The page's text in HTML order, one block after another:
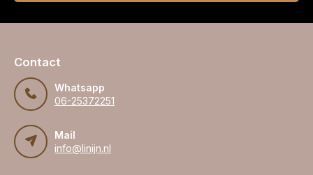
Contact
Whatsapp
06-25372251
Mail
info@linijn.nl